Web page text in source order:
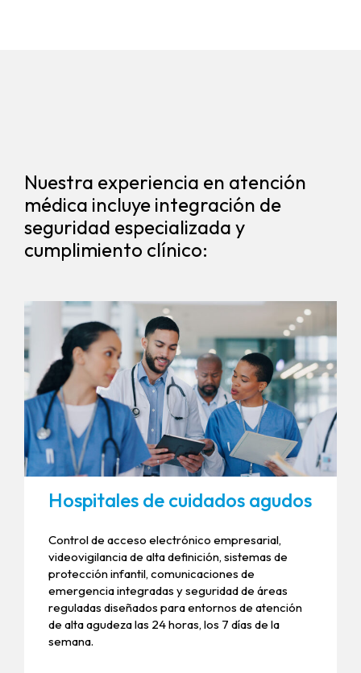
Nuestra experiencia en atención
médica incluye integración de
seguridad especializada y
cumplimiento clínico:
Hospitales de cuidados agudos
Control de acceso electrónico empresarial,
videovigilancia de alta definición, sistemas de
protección infantil, comunicaciones de
emergencia integradas y seguridad de áreas
reguladas diseñados para entornos de atención
de alta agudeza las 24 horas, los 7 días de la
semana.